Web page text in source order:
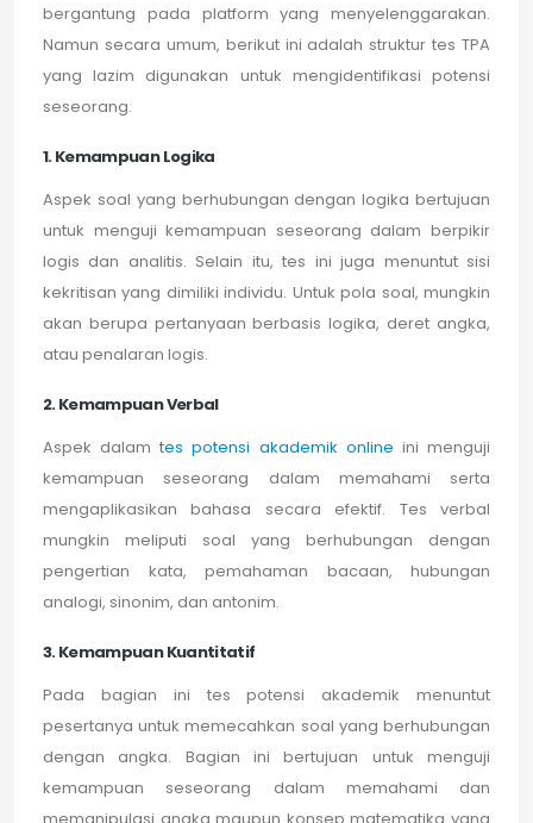
bergantung pada platform yang menyelenggarakan.
Namun secara umum, berikut ini adalah struktur tes TPA
yang lazim digunakan untuk mengidentifikasi potensi
seseorang.
1. Kemampuan Logika
Aspek soal yang berhubungan dengan logika bertujuan
untuk menguji kemampuan seseorang dalam berpikir
logis dan analitis. Selain itu, tes ini juga menuntut sisi
kekritisan yang dimiliki individu. Untuk pola soal, mungkin
akan berupa pertanyaan berbasis logika, deret angka,
atau penalaran logis.
2. Kemampuan Verbal
Aspek dalamtes potensi akademik online ini menguji
kemampuan seseorang dalam memahami serta
mengaplikasikan bahasa secara efektif. Tes verbal
mungkin meliputi soal yang berhubungan dengan
pengertian kata, pemahaman bacaan, hubungan
analogi, sinonim, dan antonim.
3. Kemampuan Kuantitatif
Pada bagian ini tes potensi akademik menuntut
pesertanya untuk memecahkan soal yang berhubungan
dengan angka. Bagian ini bertujuan untuk menguji
kemampuan seseorang dalam memahami dan
memanipulasi angka maupun konsep matematika yang